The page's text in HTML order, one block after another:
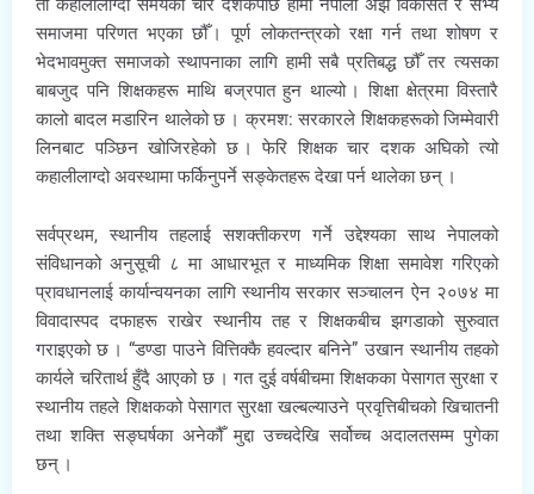
ती कहालीलाग्दो समयको चार दशकपछि हामी नेपाली अझ विकसित र सभ्य
समाजमा परिणत भएका छौँ । पूर्ण लोकतन्त्रको रक्षा गर्न तथा शोषण र
भेदभावमुक्त समाजको स्थापनाका लागि हामी सबै प्रतिबद्ध छौँ तर त्यसका
बाबजुद पनि शिक्षकहरू माथि बज्रपात हुन थाल्यो । शिक्षा क्षेत्रमा विस्तारै
कालो बादल मडारिन थालेको छ । क्रमश: सरकारले शिक्षकहरूको जिम्मेवारी
लिनबाट पञ्छिन खोजिरहेको छ । फेरि शिक्षक चार दशक अघिको त्यो
कहालीलाग्दो अवस्थामा फर्किनुपर्ने सङ्केतहरू देखा पर्न थालेका छन् ।
सर्वप्रथम, स्थानीय तहलाई सशक्तीकरण गर्ने उद्देश्यका साथ नेपालको
संविधानको अनुसूची ८ मा आधारभूत र माध्यमिक शिक्षा समावेश गरिएको
प्रावधानलाई कार्यान्वयनका लागि स्थानीय सरकार सञ्चालन ऐन २०७४ मा
विवादास्पद दफाहरू राखेर स्थानीय तह र शिक्षकबीच झगडाको सुरुवात
गराइएको छ । “डण्डा पाउने वित्तिक्कै हवल्दार बनिने” उखान स्थानीय तहको
कार्यले चरितार्थ हुँदै आएको छ । गत दुई वर्षबीचमा शिक्षकका पेसागत सुरक्षा र
स्थानीय तहले शिक्षकको पेसागत सुरक्षा खल्बल्याउने प्रवृत्तिबीचको खिचातनी
तथा शक्ति सङ्घर्षका अनेकौँ मुद्दा उच्चदेखि सर्वोच्च अदालतसम्म पुगेका
छन् ।